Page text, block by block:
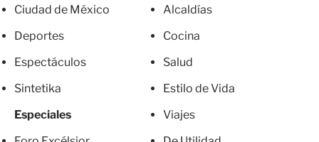
Ciudad de México
Deportes
Espectáculos
Sintetika
Especiales
Alcaldías
Cocina
Salud
Estilo de Vida
Viajes